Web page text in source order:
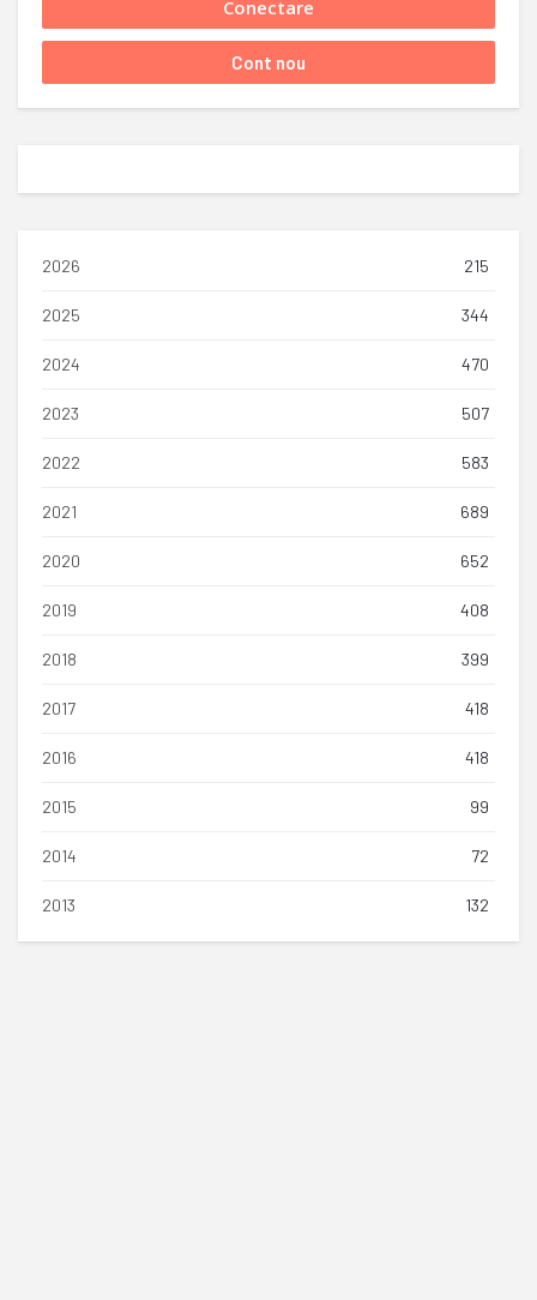
2026 215
2025 344
2024 470
2023 507
2022 583
2021 689
2020 652
2019 408
2018 399
2017 418
2016 418
2015 99
2014 72
2013 132